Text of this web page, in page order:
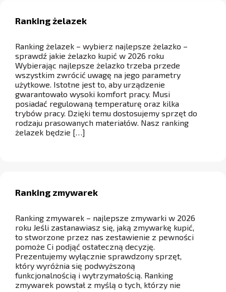
Ranking żelazek
Ranking żelazek – wybierz najlepsze żelazko –
sprawdź jakie żelazko kupić w 2026 roku
Wybierając najlepsze żelazko trzeba przede
wszystkim zwrócić uwagę na jego parametry
użytkowe. Istotne jest to, aby urządzenie
gwarantowało wysoki komfort pracy. Musi
posiadać regulowaną temperaturę oraz kilka
trybów pracy. Dzięki temu dostosujemy sprzęt do
rodzaju prasowanych materiałów. Nasz ranking
żelazek będzie […]
Ranking zmywarek
Ranking zmywarek – najlepsze zmywarki w 2026
roku Jeśli zastanawiasz się, jaką zmywarkę kupić,
to stworzone przez nas zestawienie z pewności
pomoże Ci podjąć ostateczną decyzję.
Prezentujemy wyłącznie sprawdzony sprzęt,
który wyróżnia się podwyższoną
funkcjonalnością i wytrzymałością. Ranking
zmywarek powstał z myślą o tych, którzy nie